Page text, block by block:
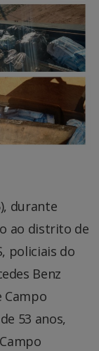
durante
ao distrito de
policiais do
Benz
Campo
53 anos,